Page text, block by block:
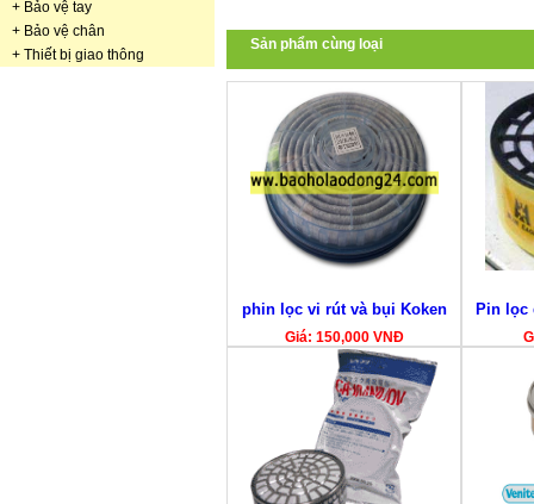
+ Bảo vệ tay
+ Bảo vệ chân
+ Thiết bị giao thông
Sản phẩm cùng loại
phin lọc vi rút và bụi Koken
Giá: 150,000 VNĐ
Pin lọc